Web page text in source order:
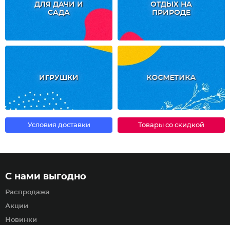
ДЛЯ ДАЧИ И
САДА
ОТДЫХ НА
ПРИРОДЕ
ИГРУШКИ КОСМЕТИКА
Условия доставки Товары со скидкой
С нами выгодно
Распродажа
Акции
Новинки